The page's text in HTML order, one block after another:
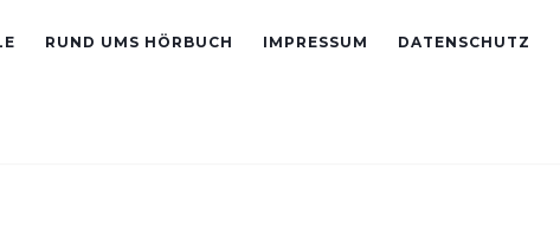
RUND UMS HÖRBUCH IMPRESSUM DATENSCHUTZ